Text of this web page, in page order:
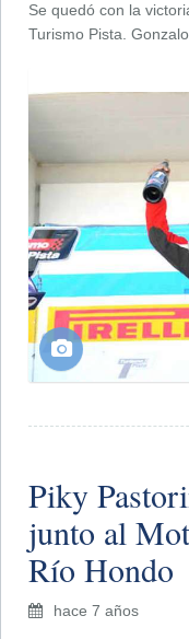
Se quedó con la
Turismo Pista.
Piky
junto al
Río Hondo
hace 7 años